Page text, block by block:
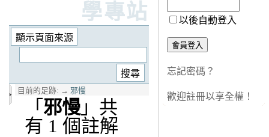
學專站
目前的足跡: → 邪慢
「 邪慢 」共
有 1 個註解
以後自動登入
忘記密碼？
歡迎註冊以享全權！